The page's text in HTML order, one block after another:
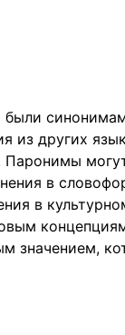
были
из других
Паронимы
в
в
значением,